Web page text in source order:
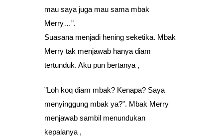
mau saya juga mau sama mbak
Merry…”.
Suasana menjadi hening seketika. Mbak
Merry tak menjawab hanya diam
tertunduk. Aku pun bertanya ,
”Loh koq diam mbak? Kenapa? Saya
menyinggung mbak ya?”. Mbak Merry
menjawab sambil menundukan
kepalanya ,